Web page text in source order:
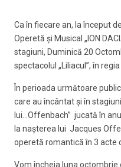
Ca în fiecare an, la început
Operetă și Musical „ION
stagiuni, Duminică 20
spectacolul „Liliacul”, în
În perioada următoare
care au încântat și în
lui…Offenbach” jucată în
la nașterea lui Jacques
operetă romantică în 3 acte
Vom încheia luna octombrie